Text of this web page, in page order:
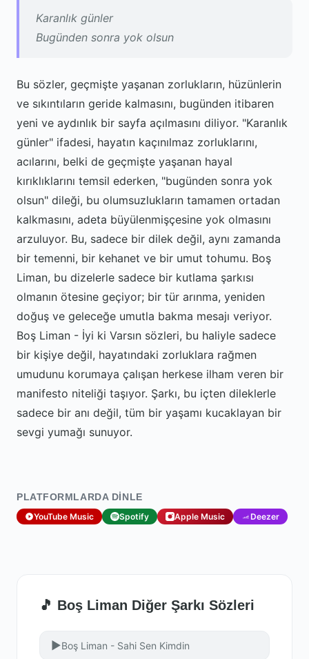
Karanlık günler
Bugünden sonra yok olsun
Bu sözler, geçmişte yaşanan zorlukların, hüzünlerin
ve sıkıntıların geride kalmasını, bugünden itibaren
yeni ve aydınlık bir sayfa açılmasını diliyor. "Karanlık
günler" ifadesi, hayatın kaçınılmaz zorluklarını,
acılarını, belki de geçmişte yaşanan hayal
kırıklıklarını temsil ederken, "bugünden sonra yok
olsun" dileği, bu olumsuzlukların tamamen ortadan
kalkmasını, adeta büyülenmişçesine yok olmasını
arzuluyor. Bu, sadece bir dilek değil, aynı zamanda
bir temenni, bir kehanet ve bir umut tohumu. Boş
Liman, bu dizelerle sadece bir kutlama şarkısı
olmanın ötesine geçiyor; bir tür arınma, yeniden
doğuş ve geleceğe umutla bakma mesajı veriyor.
Boş Liman - İyi ki Varsın sözleri, bu haliyle sadece
bir kişiye değil, hayatındaki zorluklara rağmen
umudunu korumaya çalışan herkese ilham veren bir
manifesto niteliği taşıyor. Şarkı, bu içten dileklerle
sadece bir anı değil, tüm bir yaşamı kucaklayan bir
sevgi yumağı sunuyor.
PLATFORMLARDA DINLE
YouTube Music Spotify Apple Music Deezer
🎵 Boş Liman Diğer Şarkı Sözleri
▶Boş Liman - Sahi Sen Kimdin